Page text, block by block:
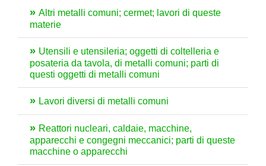
Altri metalli comuni; cermet; lavori di queste
materie
Utensili e utensileria; oggetti di coltelleria e
posateria da tavola, di metalli comuni; parti di
questi oggetti di metalli comuni
Lavori diversi di metalli comuni
Reattori nucleari, caldaie, macchine,
apparecchi e congegni meccanici; parti di queste
macchine o apparecchi